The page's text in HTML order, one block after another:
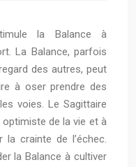
la Balance à
La Balance, parfois
des autres, peut
à oser prendre des
voies. Le Sagittaire
optimiste de la vie et à
crainte de l’échec.
la Balance à cultiver